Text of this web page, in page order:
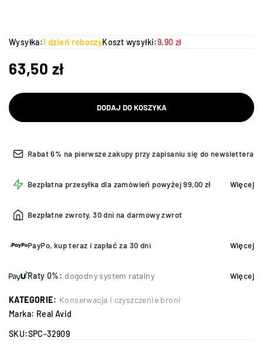
Wysyłka:1 dzień roboczyKoszt wysyłki:9,90 zł
63,50 zł
DODAJ DO KOSZYKA
Rabat 6% na pierwsze zakupy przy zapisaniu się do newslettera
Bezpłatna przesyłka dla zamówień powyżej 99,00 zł Więcej
Bezpłatne zwroty, 30 dni na darmowy zwrot
PayPo, kup teraz i zapłać za 30 dni Więcej
Raty 0%: dogodny system ratalny Więcej
KATEGORIE: Konserwacja i czyszczenie broni
Marka: Real Avid
SKU:SPC-32909